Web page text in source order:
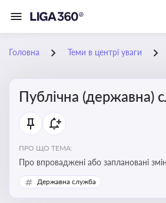
Головна Теми в центрі уваги
Публічна (державна)
ПРО ЩО ТЕМА:
Про впроваджені або заплановані
судової практики щодо держслужби,
для посадовців, вплив новацій на
Державна служба